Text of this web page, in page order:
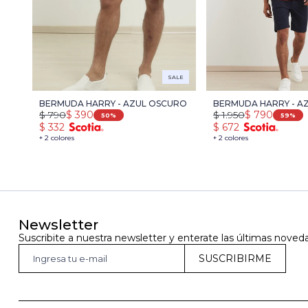
SALE
BERMUDA HARRY - AZUL OSCURO
+ 2 colores
$ 390
$ 790 50
$ 332
BERMUDA HARRY -
+ 2 colores
$ 790
$ 1.950 59
$ 672
Newsletter
Suscribite a nuestra newsletter y enterate las últimas
SUSCRIBIRME